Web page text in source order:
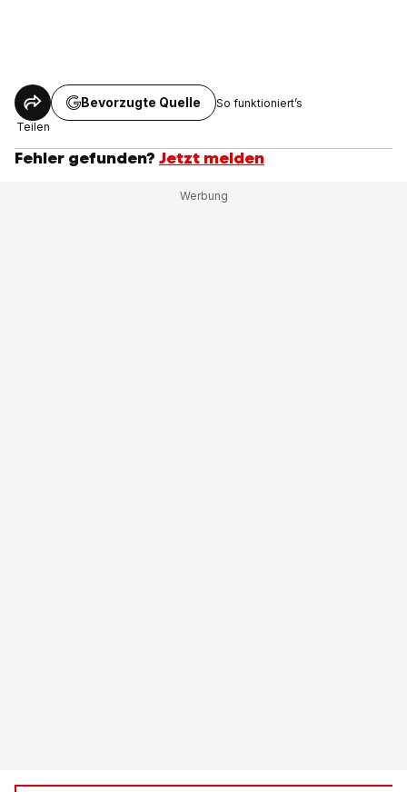
Teilen
Bevorzugte Quelle So funktioniert’s
Fehler gefunden? Jetzt melden